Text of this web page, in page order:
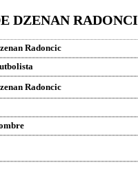
DZENAN
Radoncic
Radoncic